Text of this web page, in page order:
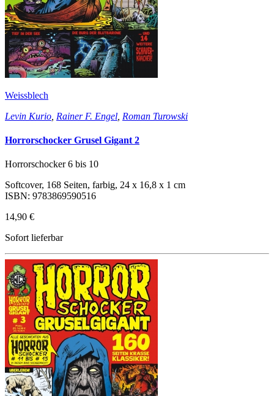
Weissblech
Levin Kurio Rainer F. Engel Roman Turowski
Horrorschocker Grusel Gigant 2
Horrorschocker 6 bis 10
Softcover, 168 Seiten, farbig, 24 x 16,8 x 1 cm
ISBN: 9783869590516
14,90 €
Sofort lieferbar